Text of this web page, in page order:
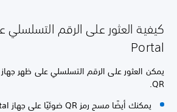
Portal
QR.